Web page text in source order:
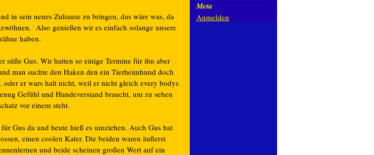
in sein neues Zuhause zu bringen, das wäre was, da
Also genießen wir es einfach solange unsere
haben.
süße Gus. Wir hatten so einige Termine für ihn aber
man suchte den Haken den ein Tierheimhund doch
er wars halt nicht, weil er nicht gleich every bodys
Gefühl und Hundeverstand braucht, um zu sehen
vor einem steht.
Gus da und heute hieß es umziehen. Auch Gus hat
einen coolen Kater. Die beiden waren äußerst
und beide scheinen großen Wert auf ein
Meta
Anmelden